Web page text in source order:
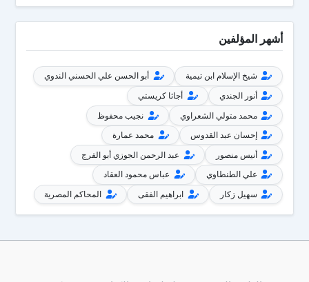
أشهر المؤلفين
شيخ الإسلام ابن تيمية
أبو الحسن علي الحسني الندوي
أنور الجندي
أجاثا كريستي
محمد متولي الشعراوي
نجيب محفوظ
إحسان عبد القدوس
محمد عمارة
أنيس منصور
عبد الرحمن الجوزي أبو الفرج
علي الطنطاوي
عباس محمود العقاد
سهيل زكار
ابراهيم الفقى المحاكم المصرية